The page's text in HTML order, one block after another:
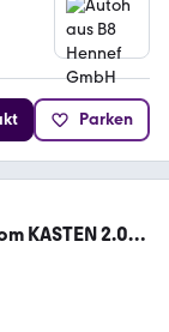
Parken
KASTEN 2.0
PTS